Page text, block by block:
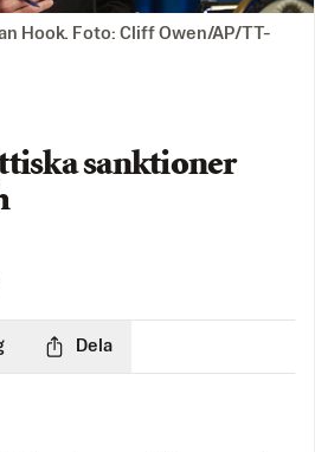
Hook. Foto: Cliff Owen/AP/TT-
sanktioner
Dela